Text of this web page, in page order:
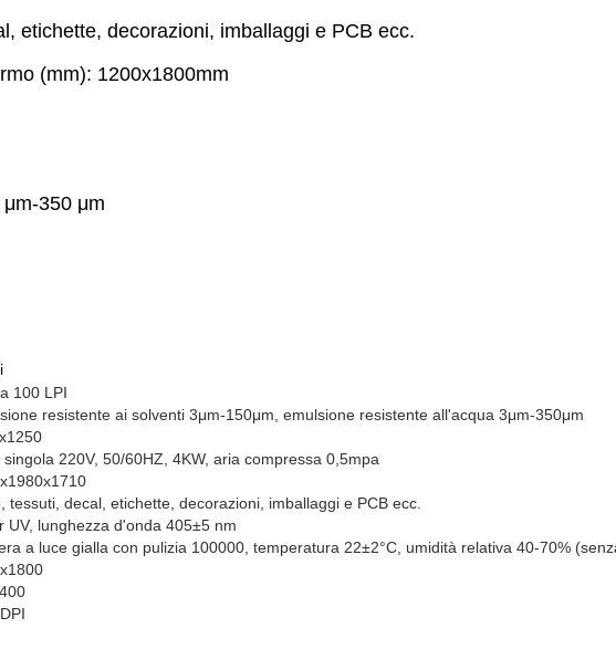
etichette, decorazioni, imballaggi e PCB ecc.
(mm): 1200x1800mm
350 μm
100 LPI
resistente ai solventi 3μm-150μm, emulsione resistente all'acqua 3μm-350μm
singola 220V, 50/60HZ, 4KW, aria compressa 0,5mpa
tessuti, decal, etichette, decorazioni, imballaggi e PCB ecc.
UV, lunghezza d'onda 405±5 nm
a luce gialla con pulizia 100000, temperatura 22±2°C, umidità relativa 40-70%